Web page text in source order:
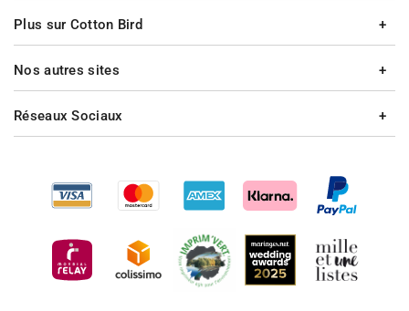
Plus sur Cotton Bird
Nos autres sites
Réseaux Sociaux